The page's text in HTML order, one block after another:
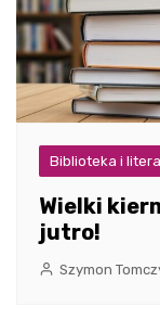
Biblioteka i
Wielki
jutro!
Szymon